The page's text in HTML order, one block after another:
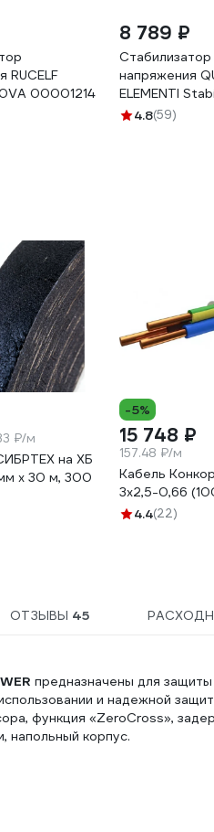
RUCELF
00001214
8 789 ₽
Стабилизатор
напряжения
ELEMENTI
(3000 ВА,
4.8(59)
₽/м
на ХБ
х 30 м, 300
-5%
15 748 ₽
157.48 ₽/м
Кабель
3х2,5-0,66
4.4(22)
ОТЗЫВЫ 45
предназначены для
и надежной
функция «ZeroCross»,
напольный корпус.